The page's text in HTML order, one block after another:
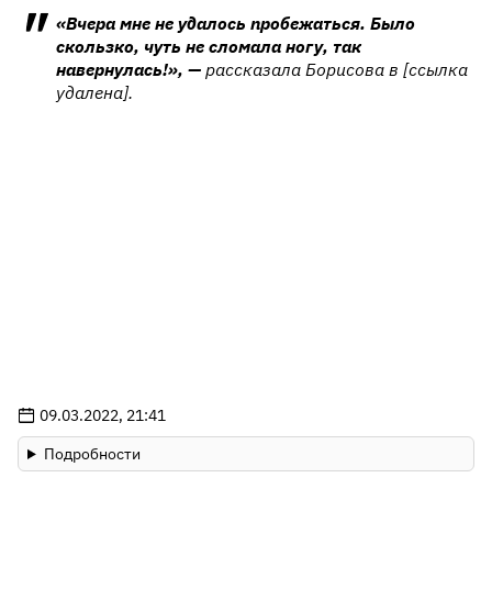
«Вчера мне не удалось пробежаться. Было
скользко, чуть не сломала ногу, так
навернулась!», — рассказала Борисова в [ссылка
удалена].
09.03.2022, 21:41
Подробности